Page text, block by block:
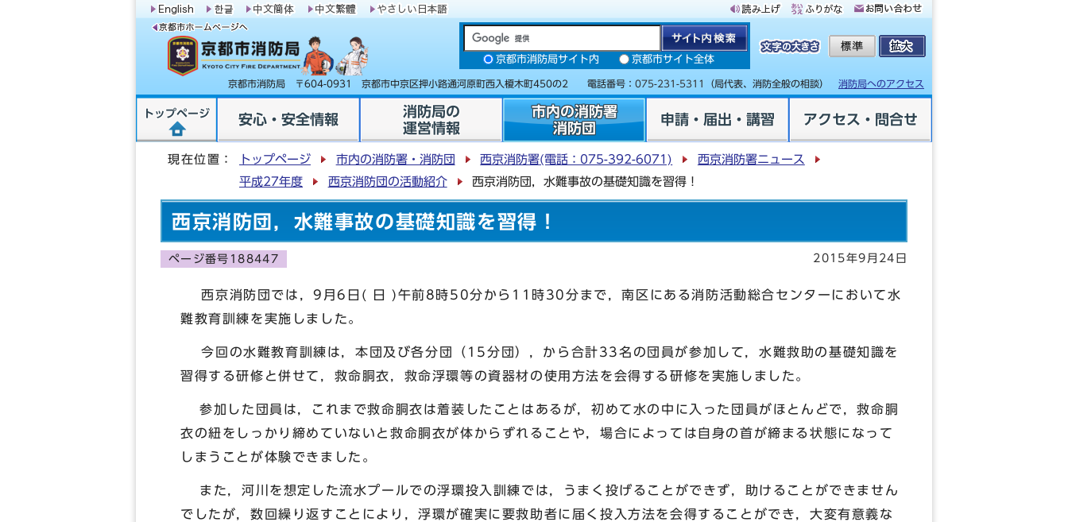
京都市消防局サイト内 京都市サイト全体
京都市消防局 〒604-0931 京都市中京区押小路通河原町西入榎木町450の2 電話番号： 075-231-5311 （局代表、消防全般の相談） 消防局へのアクセス
トップページ 安心・安全情報
消防局の
運営情報
市内の消防署
消防団
申請・届出・講習 アクセス・問合せ
現在位置： トップページ 市内の消防署・消防団 西京消防署(電話：075-392-6071)
西京消防署ニュース
平成27年度
西京消防団の活動紹介 西京消防団，水難事故の基礎知識を習得！
西京消防団，水難事故の基礎知識を習得！
ページ番号188447 2015年9月24日
西京消防団では，9月6日( 日 )午前8時50分から11時30分まで，南区にある消防活動総合センターにおいて水
難教育訓練を実施しました。
今回の水難教育訓練は，本団及び各分団（15分団），から合計33名の団員が参加して，水難救助の基礎知識を
習得する研修と併せて，救命胴衣，救命浮環等の資器材の使用方法を会得する研修を実施しました。
参加した団員は，これまで救命胴衣は着装したことはあるが，初めて水の中に入った団員がほとんどで，救命胴
衣の紐をしっかり締めていないと救命胴衣が体からずれることや，場合によっては自身の首が締まる状態になって
しまうことが体験できました。
また，河川を想定した流水プールでの浮環投入訓練では，うまく投げることができず，助けることができません
でしたが，数回繰り返すことにより，浮環が確実に要救助者に届く投入方法を会得することができ，大変有意義な